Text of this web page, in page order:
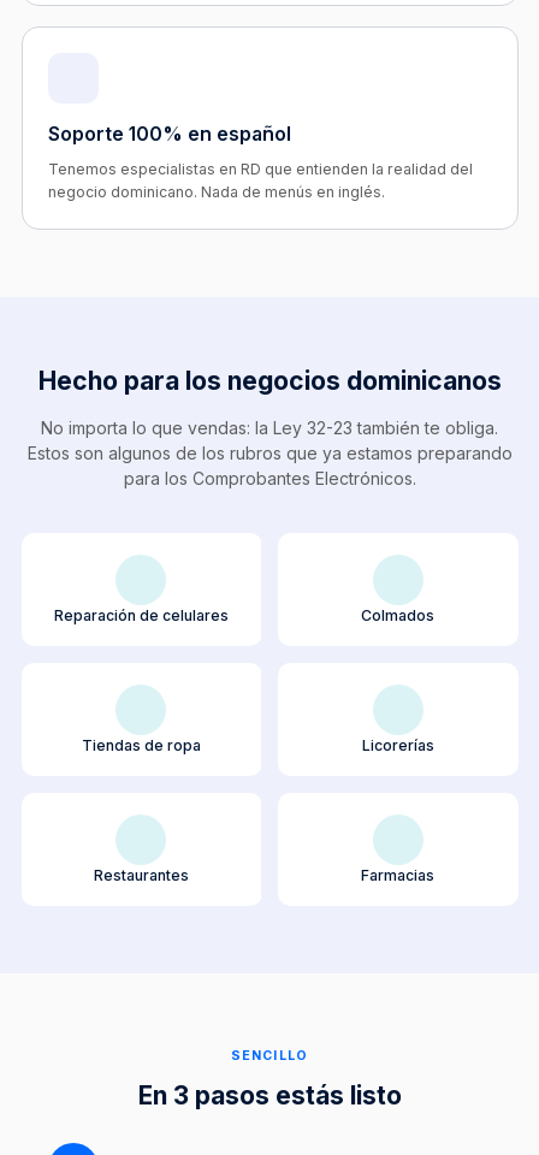
Soporte 100% en español
Tenemos especialistas en RD que entienden la realidad del
negocio dominicano. Nada de menús en inglés.
Hecho para los negocios dominicanos
No importa lo que vendas: la Ley 32-23 también te obliga.
Estos son algunos de los rubros que ya estamos preparando
para los Comprobantes Electrónicos.
Reparación de celulares Colmados
Tiendas de ropa Licorerías
Restaurantes Farmacias
SENCILLO
En 3 pasos estás listo